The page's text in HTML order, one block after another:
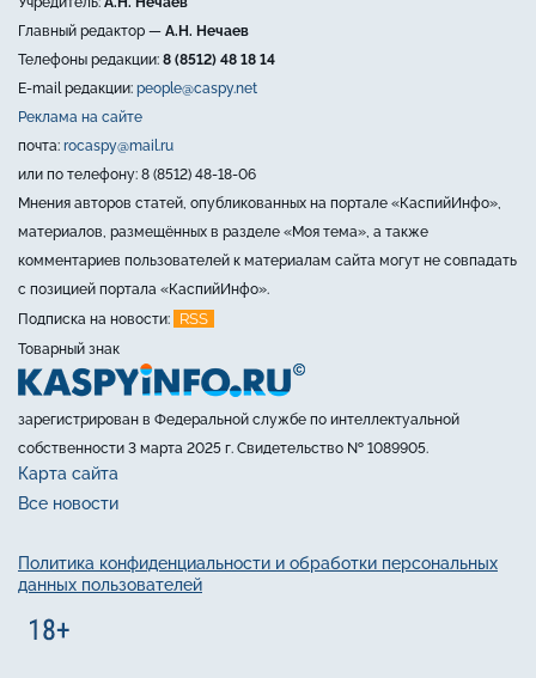
Главный редактор — А.Н. Нечаев
Телефоны редакции: 8 (8512) 48 18 14
E-mail редакции: people@caspy.net
Реклама на сайте
почта: rocaspy@mail.ru
или по телефону: 8 (8512) 48-18-06
Мнения авторов статей, опубликованных на портале «КаспийИнфо»,
материалов, размещённых в разделе «Моя тема», а также
комментариев пользователей к материалам сайта могут не совпадать
с позицией портала «КаспийИнфо».
Подписка на новости:
RSS
Товарный знак
зарегистрирован в Федеральной службе по интеллектуальной
собственности 3 марта 2025 г. Свидетельство № 1089905.
Карта сайта
Все новости
Политика конфиденциальности и обработки персональных
данных пользователей